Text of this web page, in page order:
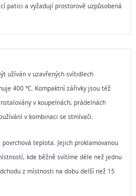
patici a vyžadují prostorově uzpůsobená
užíván v uzavřených svítidlech
400 °C. Kompaktní zářivky jsou též
v koupelnách, prádelnách
v kombinaci se stmívači.
teplota. Jejich proklamovanou
kde běžně svítíme déle než jednu
z místnosti na dobu delší než 15